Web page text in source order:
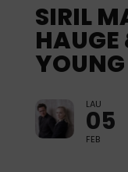
SIRIL
YOUNG
LAU
05
FEB